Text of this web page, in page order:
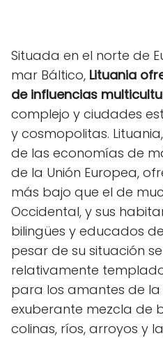
Situada en el norte de
mar Báltico, Lituania
de influencias
complejo y ciudades
y cosmopolitas.
de las economías de
de la Unión Europea,
más bajo que el de
Occidental, y sus
bilingües y educados
pesar de su situación
relativamente
para los amantes de
exuberante mezcla de
colinas, ríos, arroyos y